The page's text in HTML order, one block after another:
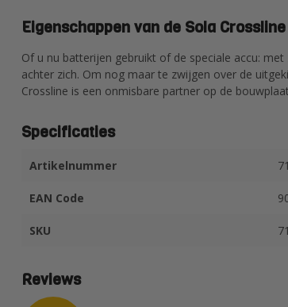
Eigenschappen van de Sola Crossline
Of u nu batterijen gebruikt of de speciale accu:
achter zich. Om nog maar te zwijgen over de
Crossline is een onmisbare partner op de
Specificaties
Artikelnummer
EAN Code
SKU
Reviews